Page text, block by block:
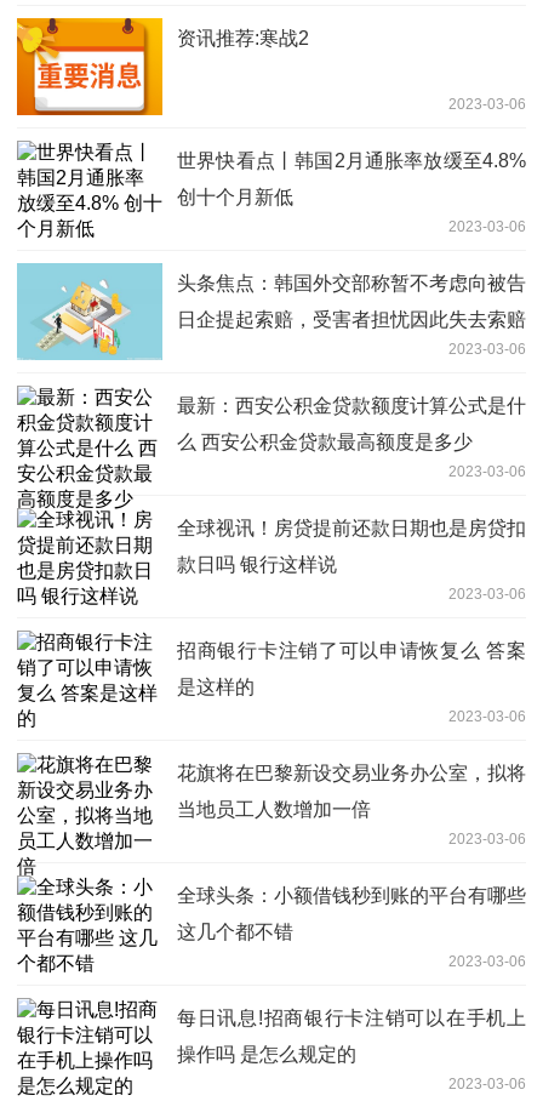
资讯推荐:寒战2
2023-03-06
世界快看点丨韩国2月通胀率放缓至4.8%
创十个月新低
2023-03-06
头条焦点：韩国外交部称暂不考虑向被告
日企提起索赔，受害者担忧因此失去索赔
2023-03-06
最新：西安公积金贷款额度计算公式是什
么 西安公积金贷款最高额度是多少
2023-03-06
全球视讯！房贷提前还款日期也是房贷扣
款日吗 银行这样说
2023-03-06
招商银行卡注销了可以申请恢复么 答案
是这样的
2023-03-06
花旗将在巴黎新设交易业务办公室，拟将
当地员工人数增加一倍
2023-03-06
全球头条：小额借钱秒到账的平台有哪些
这几个都不错
2023-03-06
每日讯息!招商银行卡注销可以在手机上
操作吗 是怎么规定的
2023-03-06